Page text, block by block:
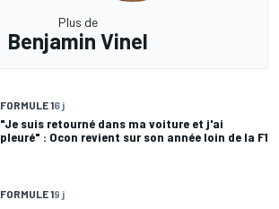
Plus de
Benjamin Vinel
FORMULE 16 j
"Je suis retourné dans ma voiture et j'ai
pleuré" : Ocon revient sur son année loin de la F1
FORMULE 19 j